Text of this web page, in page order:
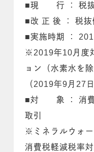
■現 行 ： 税抜
■改 正 後 ： 税
■実施時期 ：
※2019年10月度
ョン（水素水を
（2019年9月27
■対 象 ： 消費
取引
※ミネラルウォ
消費税軽減税率